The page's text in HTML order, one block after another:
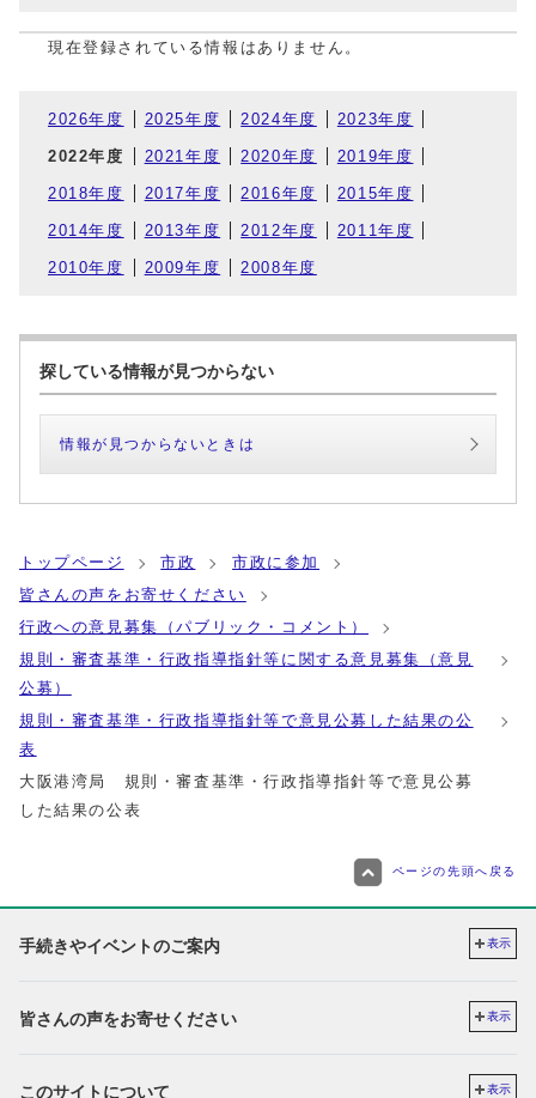
現在登録されている情報はありません。
2026年度 2025年度 2024年度 2023年度
2022年度 2021年度 2020年度 2019年度
2018年度 2017年度 2016年度 2015年度
2014年度 2013年度 2012年度 2011年度
2010年度 2009年度 2008年度
探している情報が見つからない
情報が見つからないときは
トップページ 市政
市政に参加
皆さんの声をお寄せください
行政への意見募集（パブリック・コメント）
規則・審査基準・行政指導指針等に関する意見募集（意見
公募）
規則・審査基準・行政指導指針等で意見公募した結果の公
表
大阪港湾局 規則・審査基準・行政指導指針等で意見公募
した結果の公表
ページの先頭へ戻る
手続きやイベントのご案内 表示
皆さんの声をお寄せください 表示
このサイトについて 表示